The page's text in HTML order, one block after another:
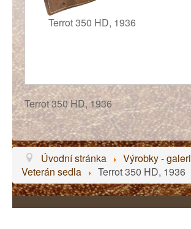
Terrot 350 HD, 1936
Terrot 350 HD, 1936
Úvodní stránka
Výrobky -
Veterán sedla
Terrot 350 HD, 1936